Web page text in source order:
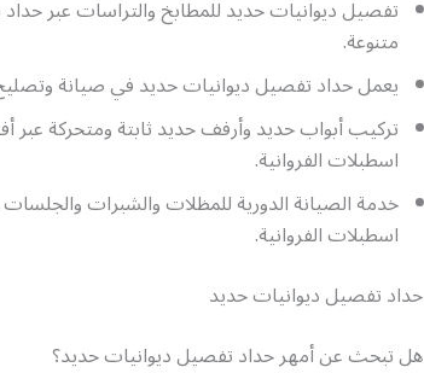
تفصيل ديوانيات حديد للمطابخ والتراسات عبر
متنوعة.
يعمل حداد تفصيل ديوانيات حديد في صيانة
تركيب أبواب حديد وأرفف حديد ثابتة ومتحركة عبر
اسطبلات الفروانية.
خدمة الصيانة الدورية للمظلات والشبرات
اسطبلات الفروانية.
حداد تفصيل ديوانيات حديد
هل تبحث عن أمهر حداد تفصيل ديوانيات حديد؟